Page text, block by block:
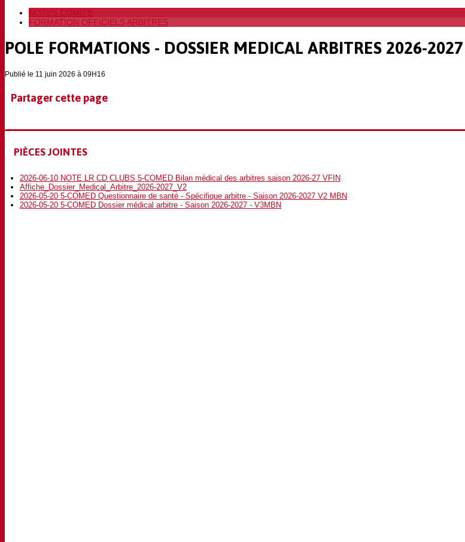
NOTES COMITE
FORMATION OFFICIELS ARBITRES
POLE FORMATIONS - DOSSIER MEDICAL ARBITRES 2026-2027
Publié le 11 juin 2026 à 09H16
Partager cette page
PIÈCES JOINTES
2026-06-10 NOTE LR CD CLUBS 5-COMED Bilan médical des arbitres saison 2026-27 VFIN
Affiche_Dossier_Medical_Arbitre_2026-2027_V2
2026-05-20 5-COMED Questionnaire de santé - Spécifique arbitre - Saison 2026-2027 V2 MBN
2026-05-20 5-COMED Dossier médical arbitre - Saison 2026-2027 - V3MBN